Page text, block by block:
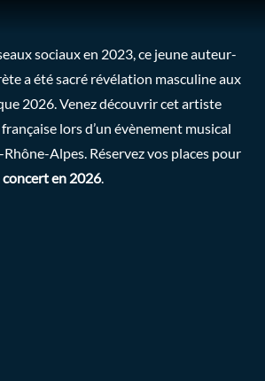
sociaux en 2023, ce jeune auteur-
a été sacré révélation masculine aux
2026. Venez découvrir cet artiste
lors d’un évènement musical
Alpes. Réservez vos places pour
concert en 2026.